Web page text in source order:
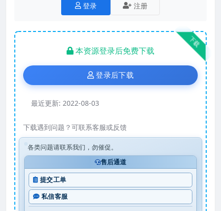
登录 注册
下载
本资源登录后免费下载
登录后下载
最近更新: 2022-08-03
下载遇到问题？可联系客服或反馈
各类问题请联系我们，勿催促。
售后通道
提交工单
私信客服